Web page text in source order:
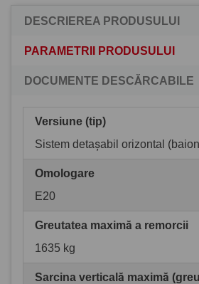
DESCRIEREA PRODUSULUI
PARAMETRII PRODUSULUI
DOCUMENTE DESCĂRCABILE
Versiune (tip)
Sistem detașabil orizontal
Omologare
E20
Greutatea maximă a remorcii
1635 kg
Sarcina verticală maximă